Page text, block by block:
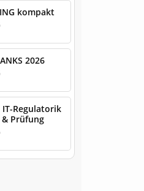
kompakt
2026
IT-Regulatorik
& Prüfung